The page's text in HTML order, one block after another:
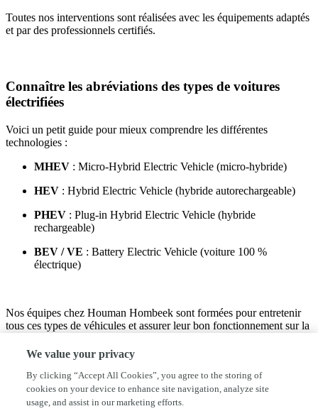
Toutes nos interventions sont réalisées avec les équipements adaptés
et par des professionnels certifiés.
Connaître les abréviations des types de voitures
électrifiées
Voici un petit guide pour mieux comprendre les différentes
technologies :
MHEV : Micro-Hybrid Electric Vehicle (micro-hybride)
HEV : Hybrid Electric Vehicle (hybride autorechargeable)
PHEV : Plug-in Hybrid Electric Vehicle (hybride
rechargeable)
BEV / VE : Battery Electric Vehicle (voiture 100 %
électrique)
Nos équipes chez Houman Hombeek sont formées pour entretenir
tous ces types de véhicules et assurer leur bon fonctionnement sur la
Pour toute question sur l’entretien de votre batterie ou pour un bilan
SoH, prenez rendez-vous chez Houman Hombeek à Hombeek.
Nous sommes là pour garantir la performance et la fiabilité de votre
voiture électrique.
We value your privacy
By clicking “Accept All Cookies”, you agree to the storing of
cookies on your device to enhance site navigation, analyze site
usage, and assist in our marketing efforts.